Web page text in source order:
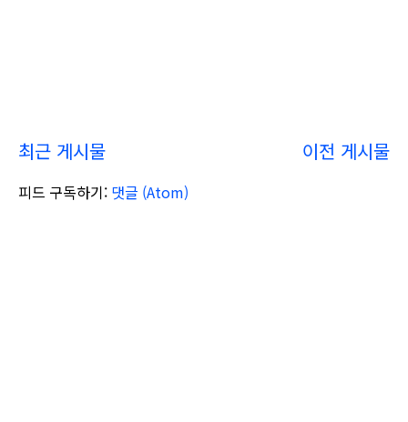
최근 게시물 이전 게시물
피드 구독하기: 댓글 (Atom)